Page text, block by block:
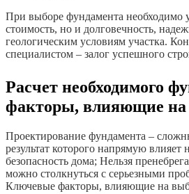
При выборе фундамента необходимо
стоимость, но и долговечность,
геологическим условиям участка.
специалистом – залог успешного
Расчет необходимого
факторы, влияющие
Проектирование фундамента –
результат которого напрямую влияет
безопасность дома; Нельзя
можно столкнуться с серьезными
Ключевые факторы, влияющие на